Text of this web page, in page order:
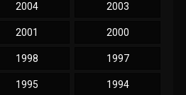
2004 2003
2001 2000
1998 1997
1995 1994